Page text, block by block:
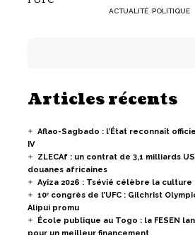
ACTUALITÉ POLITIQUE
Articles récents
Aflao-Sagbado : l’État reconnaît
IV
ZLECAf : un contrat de 3,1 milliards
douanes africaines
Ayiza 2026 : Tsévié célèbre la culture
10ᵉ congrès de l’UFC : Gilchrist
Alipui promu
École publique au Togo : la FESEN